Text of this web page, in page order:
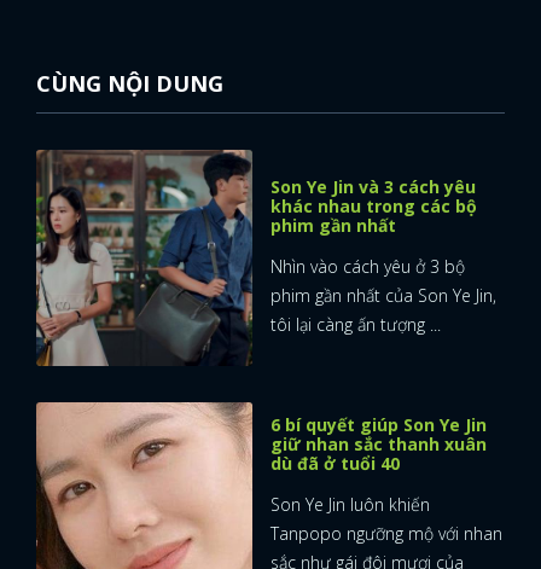
x
ĐĂNG NHẬP
CÙNG NỘI DUNG
Son Ye Jin và 3 cách yêu
khác nhau trong các bộ
phim gần nhất
Nhìn vào cách yêu ở 3 bộ
phim gần nhất của Son Ye Jin,
tôi lại càng ấn tượng ...
6 bí quyết giúp Son Ye Jin
giữ nhan sắc thanh xuân
dù đã ở tuổi 40
Son Ye Jin luôn khiến
Tanpopo ngưỡng mộ với nhan
sắc như gái đôi mươi của